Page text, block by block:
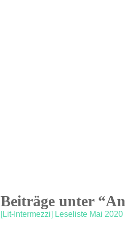
Beiträge unter
[Lit-Intermezzi] Leseliste Mai 2020